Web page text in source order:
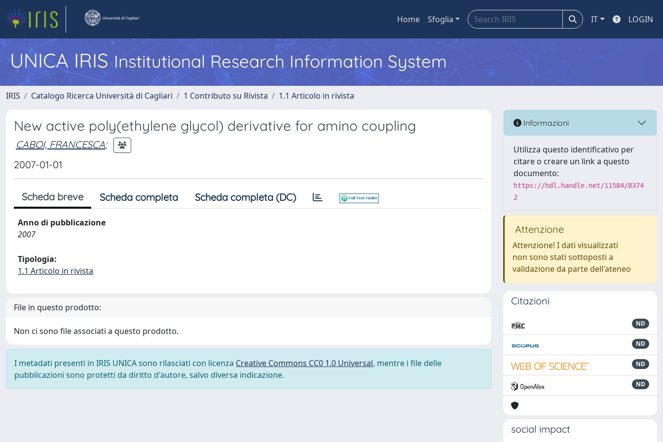
Home Sfoglia IT LOGIN
UNICA IRISInstitutional Research Information System
IRIS Catalogo Ricerca Università di Cagliari 1 Contributo su Rivista 1.1 Articolo in rivista
New active poly(ethylene glycol) derivative for amino coupling
CABOI, FRANCESCA;
2007-01-01
Scheda breve Scheda completa Scheda completa (DC)
Anno di pubblicazione
2007
Tipologia:
1.1 Articolo in rivista
File in questo prodotto:
Non ci sono file associati a questo prodotto.
I metadati presenti in IRIS UNICA sono rilasciati con licenza Creative Commons CC0 1.0 Universal, mentre i file delle
pubblicazioni sono protetti da diritto d'autore, salvo diversa indicazione.
Informazioni
Utilizza questo identificativo per
citare o creare un link a questo
documento:
https://hdl.handle.net/11584/8374
2
Attenzione
Attenzione! I dati visualizzati
non sono stati sottoposti a
validazione da parte dell'ateneo
Citazioni
ND
ND
ND
ND
social impact